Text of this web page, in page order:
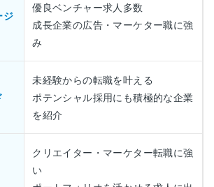
ジ
優良ベンチャー求人多数
成長企業の広告・マーケター職に強
み
未経験からの転職を叶える
ポテンシャル採用にも積極的な企業
を紹介
クリエイター・マーケター転職に強
い